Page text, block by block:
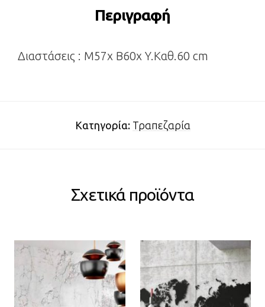
Περιγραφή
Διαστάσεις : M57x B60x Y.Καθ.60 cm
Κατηγορία: Τραπεζαρία
Σχετικά προϊόντα